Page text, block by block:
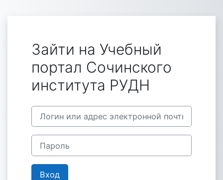
Зайти на Учебный
портал Сочинского
института РУДН
Логин или адрес электронной почты
Пароль
Вход